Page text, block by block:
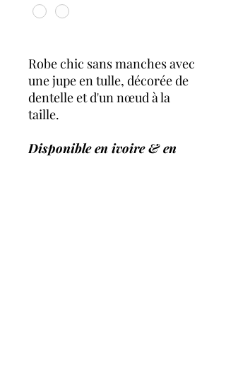
Robe chic sans manches avec
une jupe en tulle, décorée de
dentelle et d'un nœud à la
taille.
Disponible en ivoire & en